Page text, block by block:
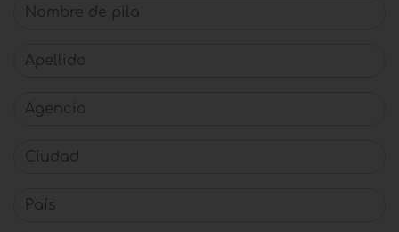
Nombre de pila
Apellido
Agencia
Ciudad
País